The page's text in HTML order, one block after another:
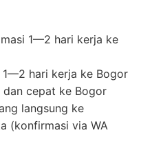
1—2 hari kerja ke
hari kerja ke Bogor
cepat ke Bogor
langsung ke
(konfirmasi via WA